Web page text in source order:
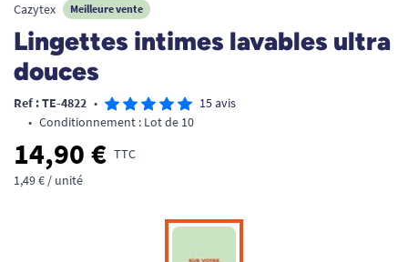
Cazytex Meilleure vente
Lingettes intimes lavables ultra
douces
Ref : TE-4822 •
15 avis
• Conditionnement : Lot de 10
14,90 € TTC
1,49 € / unité